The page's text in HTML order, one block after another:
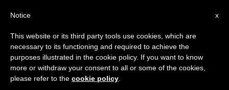
DÍA
Noviembre 15th, 2005
×
Aviso importante
Del 27 de julio al 7 de agosto haremos la pausa
anual, aprovechando que en el periodo de verano
se generan menos informaciones y también el
x
Notice
This website or its third party tools use cookies, which are
necessary to its functioning and required to achieve the
purposes illustrated in the cookie policy. If you want to know
more or withdraw your consent to all or some of the cookies,
please refer to the cookie policy